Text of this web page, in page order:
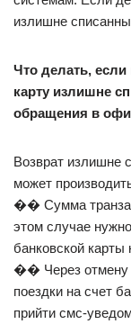
излишне
Что делать,
карту излишне
обращения в
Возврат излишне
может
�� Сумма
этом случае
банковской карты
�� Через отмену
поездки на счет
прийти смс-